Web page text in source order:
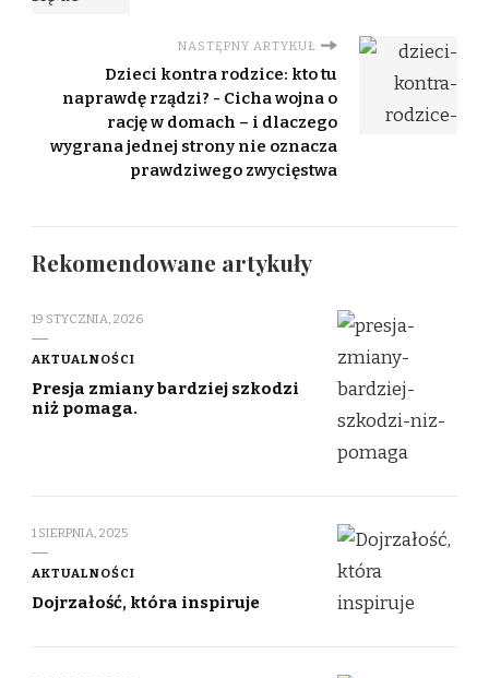
NASTĘPNY ARTYKUŁ
Dzieci kontra rodzice: kto tu
naprawdę rządzi? - Cicha wojna o
rację w domach – i dlaczego
wygrana jednej strony nie oznacza
prawdziwego zwycięstwa
Rekomendowane artykuły
19 STYCZNIA, 2026
AKTUALNOŚCI
Presja zmiany bardziej szkodzi
niż pomaga.
1 SIERPNIA, 2025
AKTUALNOŚCI
Dojrzałość, która inspiruje